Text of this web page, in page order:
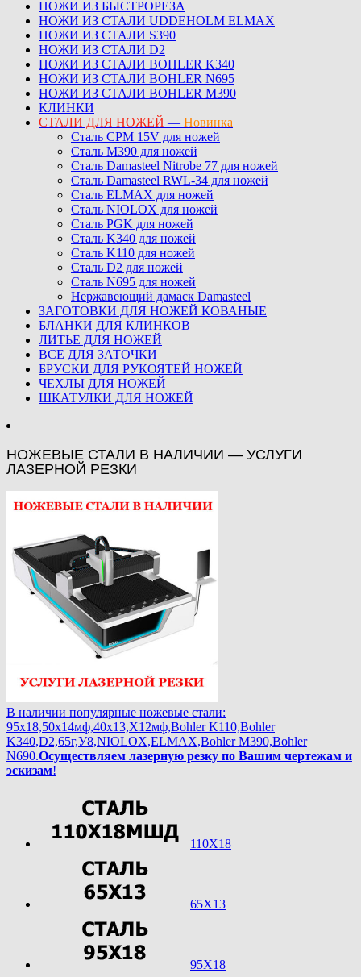
НОЖИ ИЗ БЫСТРОРЕЗА
НОЖИ ИЗ СТАЛИ UDDEHOLM ELMAX
НОЖИ ИЗ СТАЛИ S390
НОЖИ ИЗ СТАЛИ D2
НОЖИ ИЗ СТАЛИ BOHLER K340
НОЖИ ИЗ СТАЛИ BOHLER N695
НОЖИ ИЗ СТАЛИ BOHLER M390
КЛИНКИ
СТАЛИ ДЛЯ НОЖЕЙ — Новинка
Сталь CPM 15V для ножей
Сталь M390 для ножей
Сталь Damasteel Nitrobe 77 для ножей
Сталь Damasteel RWL-34 для ножей
Сталь ELMAX для ножей
Сталь NIOLOX для ножей
Сталь PGK для ножей
Сталь K340 для ножей
Сталь K110 для ножей
Сталь D2 для ножей
Сталь N695 для ножей
Нержавеющий дамаск Damasteel
ЗАГОТОВКИ ДЛЯ НОЖЕЙ КОВАНЫЕ
БЛАНКИ ДЛЯ КЛИНКОВ
ЛИТЬЕ ДЛЯ НОЖЕЙ
ВСЕ ДЛЯ ЗАТОЧКИ
БРУСКИ ДЛЯ РУКОЯТЕЙ НОЖЕЙ
ЧЕХЛЫ ДЛЯ НОЖЕЙ
ШКАТУЛКИ ДЛЯ НОЖЕЙ
НОЖЕВЫЕ СТАЛИ В НАЛИЧИИ — УСЛУГИ
ЛАЗЕРНОЙ РЕЗКИ
В наличии популярные ножевые стали:
95х18,50х14мф,40х13,Х12мф,Bohler K110,Bohler
K340,D2,65г,У8,NIOLOX,ELMAX,Bohler М390,Bohler
N690.Осуществляем лазерную резку по Вашим чертежам и
эскизам!
110Х18
65Х13
95Х18